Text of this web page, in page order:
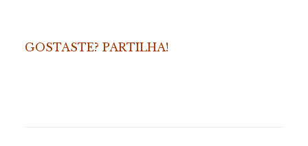
GOSTASTE? PARTILHA!